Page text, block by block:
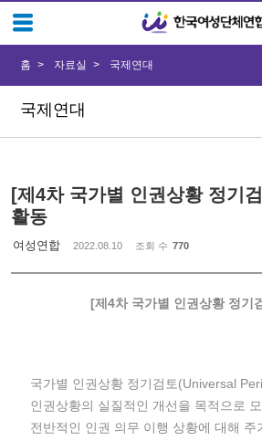
국제연대
홈 자료실 국제연대
[제4차 국가별 인권상황 정기
활동
여성연합 2022.08.10 조회 수 770
[제4차 국가별 인권상황 정기
국가별 인권상황 정기검토(Universal
인권상황의 실질적인 개선을 목적으로
전반적인 인권 의무 이행 상황에 대해 주